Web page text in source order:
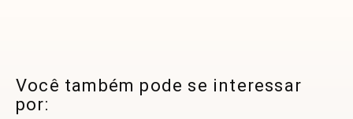
Você também pode se interessar
por: